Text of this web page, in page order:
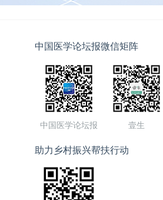
中国医学论坛报微信矩阵
中国医学论坛报 壹生
助力乡村振兴帮扶行动